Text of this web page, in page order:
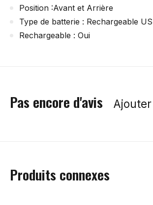
Position :Avant et Arrière
Type de batterie : Rechargeable
Rechargeable : Oui
Pas encore d'avis
Produits connexes